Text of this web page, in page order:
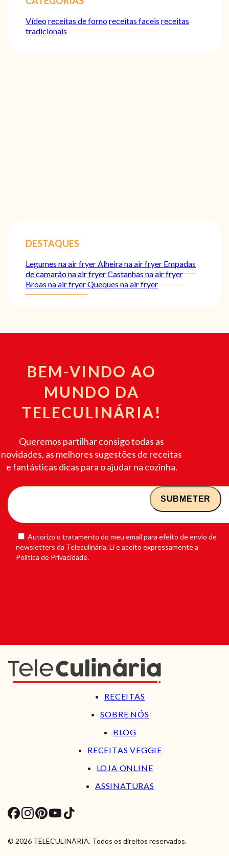
Vídeoreceitas de fornoreceitas faceis receitas
tradicionais
DESTAQUES
Legumes na air fryerAlheira na air fryer Empadas
de camarão na air fryerCastanhas na air fryer
Broas na air fryerQueques na air fryer
BEM-VINDO AO
MUNDO DA
TELECULINÁRIA!
Queremos partilhar consigo todas as
novidades, as melhores sugestões de receitas
e fantásticas dicas para o ajudar na cozinha.
Autorizo o tratamento do meu email para efeito de envio de
newsletters da Teleculinária. Li e aceito expressamente a
Política de Privacidade.
RECEITAS
SOBRE NÓS
BLOG
RECEITAS VEGGIE
LOJA ONLINE
ASSINATURAS
© 2026 TELECULINÁRIA. Todos os direitos reservados.